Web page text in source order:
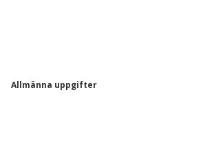
Allmänna uppgifter